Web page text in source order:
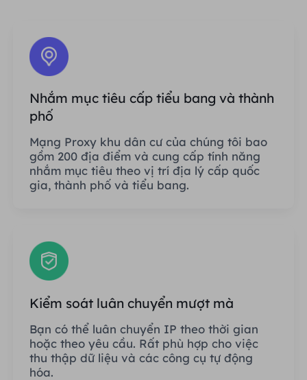
Nhắm mục tiêu cấp tiểu bang và thành
phố
Mạng Proxy khu dân cư của chúng tôi bao
gồm 200 địa điểm và cung cấp tính năng
nhắm mục tiêu theo vị trí địa lý cấp quốc
gia, thành phố và tiểu bang.
Kiểm soát luân chuyển mượt mà
Bạn có thể luân chuyển IP theo thời gian
hoặc theo yêu cầu. Rất phù hợp cho việc
thu thập dữ liệu và các công cụ tự động
hóa.